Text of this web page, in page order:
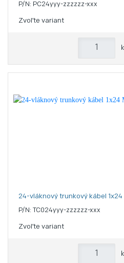
P/N: PC24yyy-zzzzzz-xxx
Zvoľte variant
24-vláknový trunkový kábel 1x24
P/N: TC024yyy-zzzzzz-xxx
Zvoľte variant